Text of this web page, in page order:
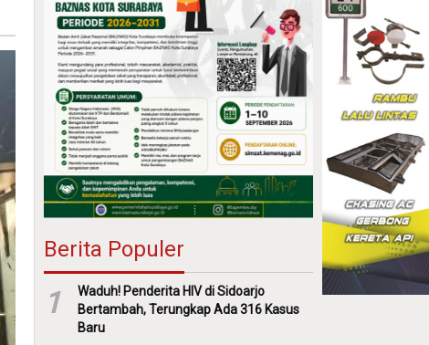
Berita Populer
1
Waduh! Penderita HIV di Sidoarjo
Bertambah, Terungkap Ada 316 Kasus
Baru